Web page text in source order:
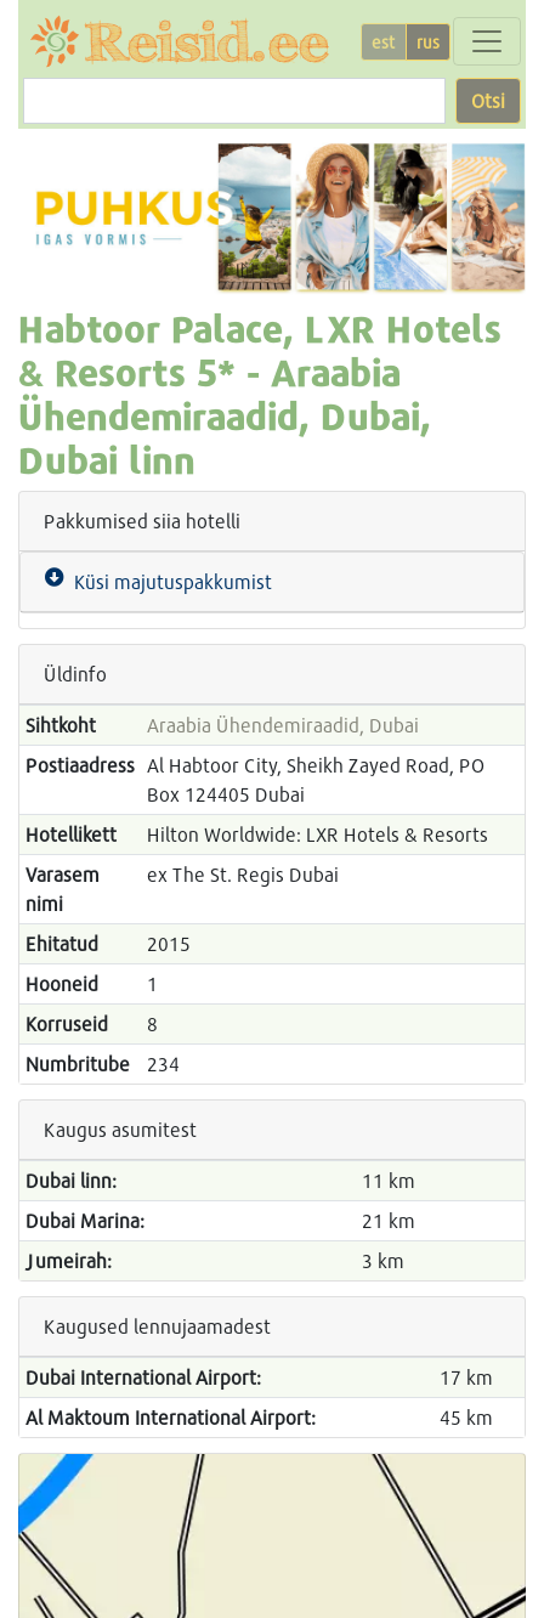
est rus
Otsi
Habtoor Palace, LXR Hotels
& Resorts 5* - Araabia
Ühendemiraadid, Dubai,
Dubai linn
Pakkumised siia hotelli
Küsi majutuspakkumist
Üldinfo
Sihtkoht
Araabia Ühendemiraadid, Dubai
Postiaadress Al Habtoor City, Sheikh Zayed Road, PO
Box 124405 Dubai
Hotellikett
Hilton Worldwide: LXR Hotels & Resorts
Varasem
nimi
ex The St. Regis Dubai
Ehitatud
2015
Hooneid
1
Korruseid
8
Numbritube
234
Kaugus asumitest
Dubai linn:
11 km
Dubai Marina:
21 km
Jumeirah:
3 km
Kaugused lennujaamadest
Dubai International Airport:
17 km
Al Maktoum International Airport:
45 km